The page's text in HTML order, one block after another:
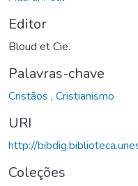
Editor
Bloud et Cie.
Palavras-chave
Cristãos , Cristianismo
URI
http://
Coleções